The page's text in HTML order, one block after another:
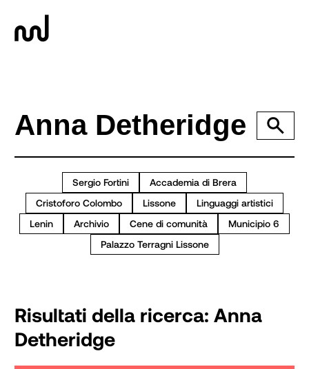
Sergio Fortini
Accademia di Brera
Cristoforo Colombo
Lissone
Linguaggi artistici
Lenin
Archivio Cene di comunità
Municipio 6
Palazzo Terragni Lissone
Risultati della ricerca: Anna
Detheridge